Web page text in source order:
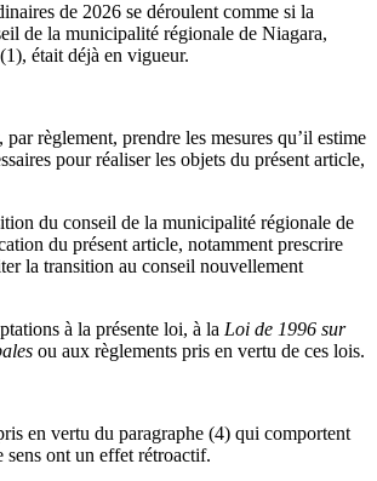
de 2026 se déroulent comme si la
de la municipalité régionale de Niagara,
était déjà en vigueur.
règlement, prendre les mesures qu’il estime
pour réaliser les objets du présent article,
du conseil de la municipalité régionale de
du présent article, notamment prescrire
la transition au conseil nouvellement
à la présente loi, à la Loi de 1996 sur
ou aux règlements pris en vertu de ces lois.
en vertu du paragraphe (4) qui comportent
sens ont un effet rétroactif.